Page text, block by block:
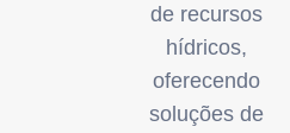
de recursos
hídricos,
oferecendo
soluções de